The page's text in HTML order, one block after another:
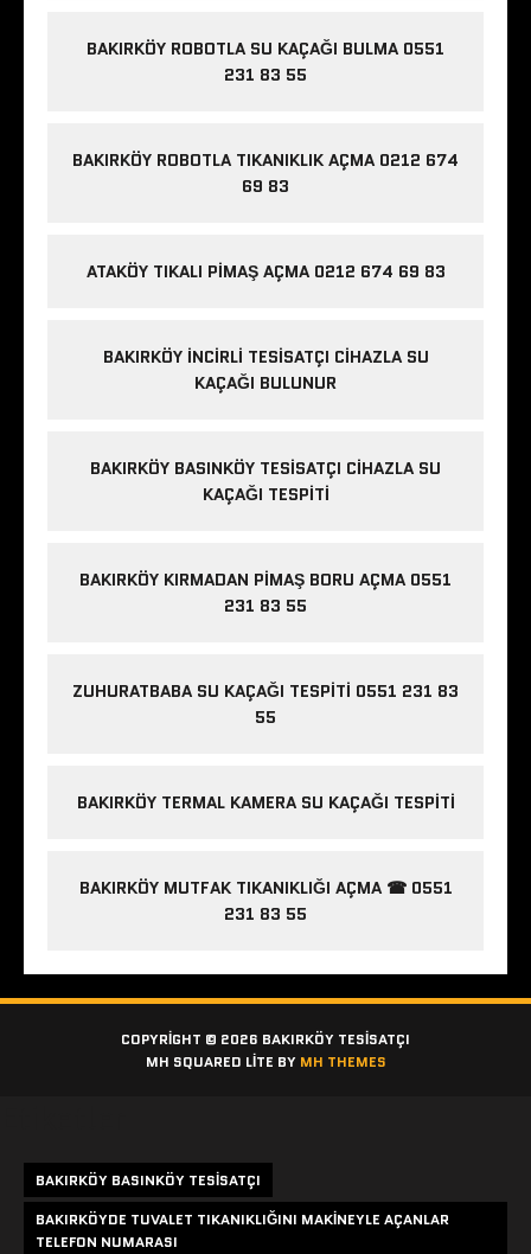
BAKIRKÖY ROBOTLA SU KAÇAĞI BULMA 0551
231 83 55
BAKIRKÖY ROBOTLA TIKANIKLIK AÇMA 0212 674
69 83
ATAKÖY TIKALI PIMAŞ AÇMA 0212 674 69 83
BAKIRKÖY İNCIRLI TESISATÇI CIHAZLA SU
KAÇAĞI BULUNUR
BAKIRKÖY BASINKÖY TESISATÇI CIHAZLA SU
KAÇAĞI TESPITI
BAKIRKÖY KIRMADAN PIMAŞ BORU AÇMA 0551
231 83 55
ZUHURATBABA SU KAÇAĞI TESPITI 0551 231 83
55
BAKIRKÖY TERMAL KAMERA SU KAÇAĞI TESPITI
BAKIRKÖY MUTFAK TIKANIKLIĞI AÇMA ☎ 0551
231 83 55
COPYRIGHT © 2026 BAKIRKÖY TESISATÇI
MH SQUARED LITE BY MH THEMES
BAKIRKÖY BASINKÖY TESISATÇI
BAKIRKÖYDE TUVALET TIKANIKLIĞINI MAKINEYLE AÇANLAR
TELEFON NUMARASI